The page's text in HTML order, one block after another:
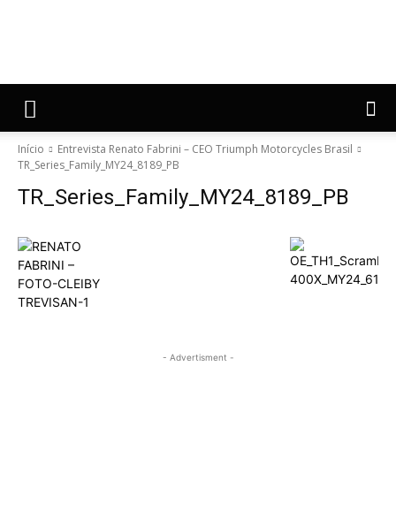
Início
Entrevista Renato Fabrini – CEO Triumph Motorcycles Brasil
TR_Series_Family_MY24_8189_PB
TR_Series_Family_MY24_8189_PB
- Advertisment -